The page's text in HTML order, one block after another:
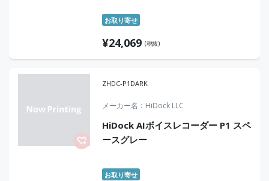
お取り寄せ
¥24,069 (税抜)
ZHDC-P1DARK
メーカー名 HiDock LLC
HiDock AIボイスレコーダー P1 スペ
ースグレー
お取り寄せ